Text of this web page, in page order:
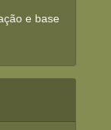
e base